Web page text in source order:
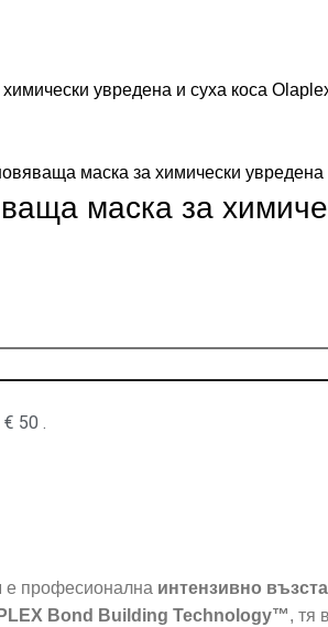
маска за химически увредена
маска за
50 .
е професионална интензивно
Bond Building Technology™, тя